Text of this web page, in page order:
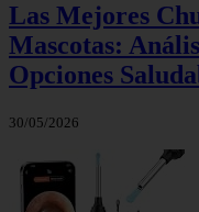
Las Mejores
Mascotas:
Opciones
30/05/2026